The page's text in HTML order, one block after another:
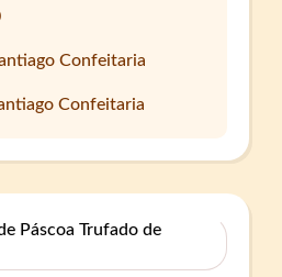
Confeitaria
Confeitaria